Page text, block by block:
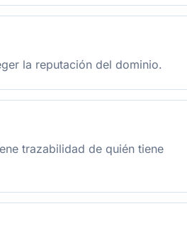
la reputación del dominio.
trazabilidad de quién tiene